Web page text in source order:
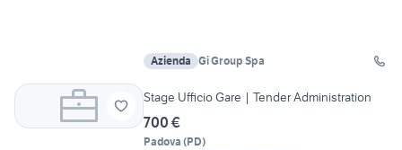
Azienda Gi Group Spa
Stage Ufficio Gare | Tender Administration
700 €
Padova (PD)